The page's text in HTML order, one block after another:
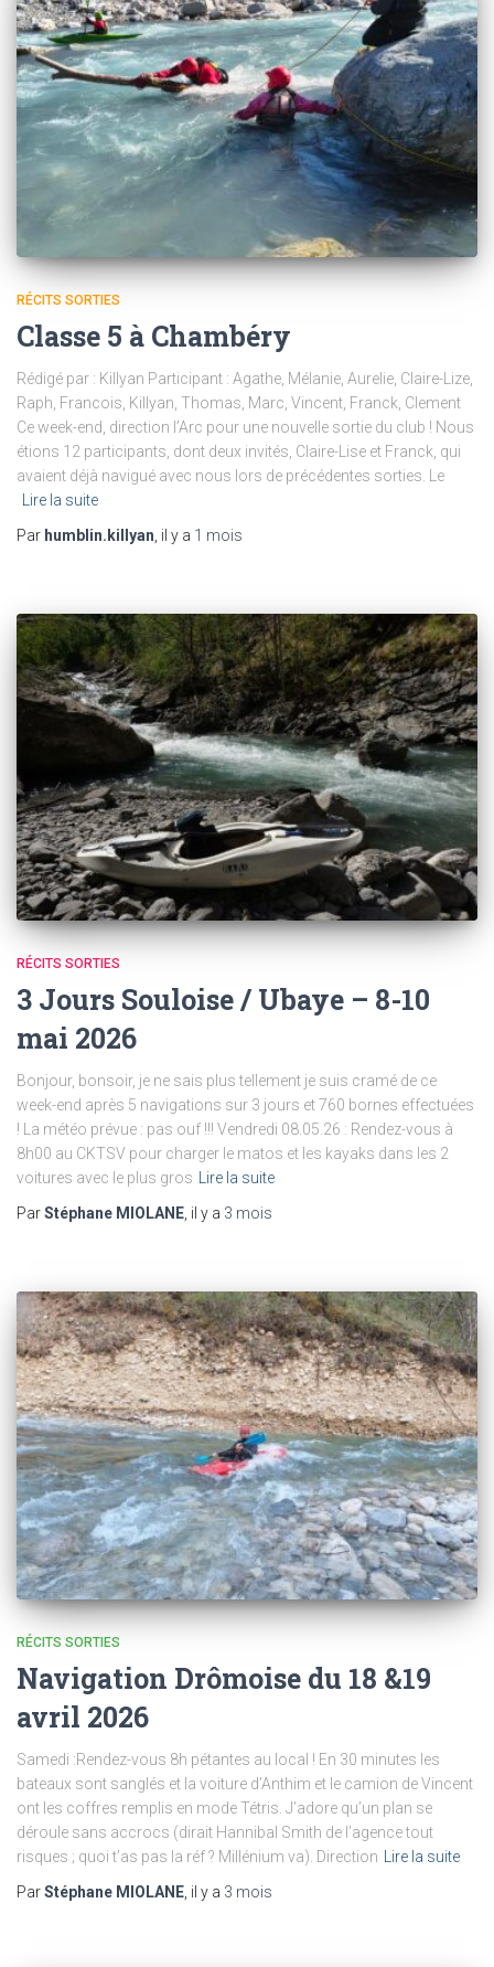
RÉCITS SORTIES
Classe 5 à Chambéry
Rédigé par : Killyan Participant : Agathe, Mélanie, Aurelie, Claire-Lize,
Raph, Francois, Killyan, Thomas, Marc, Vincent, Franck, Clement
Ce week-end, direction l’Arc pour une nouvelle sortie du club ! Nous
étions 12 participants, dont deux invités, Claire-Lise et Franck, qui
avaient déjà navigué avec nous lors de précédentes sorties. Le
Lire la suite
Par humblin.killyan , il y a 1 mois
RÉCITS SORTIES
3 Jours Souloise / Ubaye – 8-10
mai 2026
Bonjour, bonsoir, je ne sais plus tellement je suis cramé de ce
week-end après 5 navigations sur 3 jours et 760 bornes effectuées
! La météo prévue : pas ouf !!! Vendredi 08.05.26 : Rendez-vous à
8h00 au CKTSV pour charger le matos et les kayaks dans les 2
voitures avec le plus gros Lire la suite
ParStéphane MIOLANE, il y a 3 mois
RÉCITS SORTIES
Navigation Drômoise du 18 &19
avril 2026
Samedi :Rendez-vous 8h pétantes au local ! En 30 minutes les
bateaux sont sanglés et la voiture d’Anthim et le camion de Vincent
ont les coffres remplis en mode Tétris. J’adore qu’un plan se
déroule sans accrocs (dirait Hannibal Smith de l’agence tout
risques ; quoi t’as pas la réf ? Millénium va). Direction
Lire la suite
ParStéphane MIOLANE , il y a 3 mois